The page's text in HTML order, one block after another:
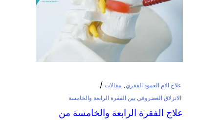
علاج الام العمود الفقري, مقالات
الانزلاق الغضروفي بين الفقرة الرابعة والخامسة
علاج الفقرة الرابعة والخامسة من